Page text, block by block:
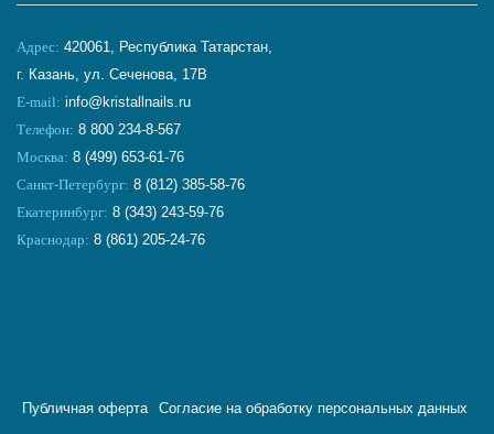
Адрес: 420061, Республика Татарстан,
г. Казань, ул. Сеченова, 17В
E-mail: info@kristallnails.ru
Телефон: 8 800 234-8-567
Москва: 8 (499) 653-61-76
Санкт-Петербург: 8 (812) 385-58-76
Екатеринбург: 8 (343) 243-59-76
Краснодар: 8 (861) 205-24-76
Публичная оферта Согласие на обработку персональных данных